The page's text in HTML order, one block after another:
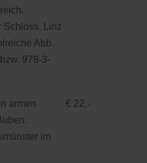
Schloss. Linz
Abb.
978-3-
armen
im
€ 22,-